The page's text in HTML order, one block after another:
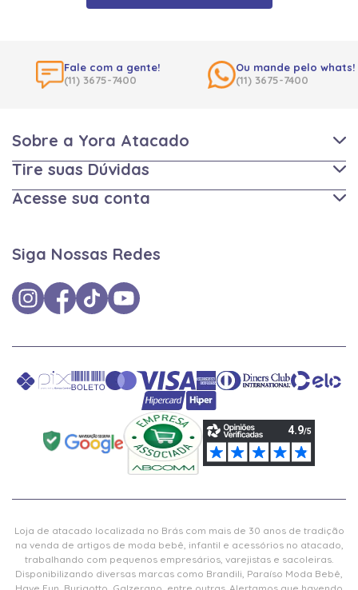
Fale com a gente!
(11) 3675-7400
Ou mande pelo whats!
(11) 3675-7400
Sobre a Yora Atacado
Tire suas Dúvidas
Acesse sua conta
Siga Nossas Redes
Loja de atacado localizada no Brás com mais de 30 anos de tradição
na venda de artigos de moda bebê, infantil e acessórios no atacado,
trabalhando com pequenos empresários, varejistas e sacoleiras.
Disponibilizando diversas marcas como Brandili, Paraíso Moda Bebê,